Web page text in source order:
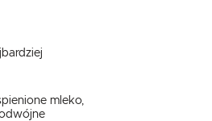
mleko,